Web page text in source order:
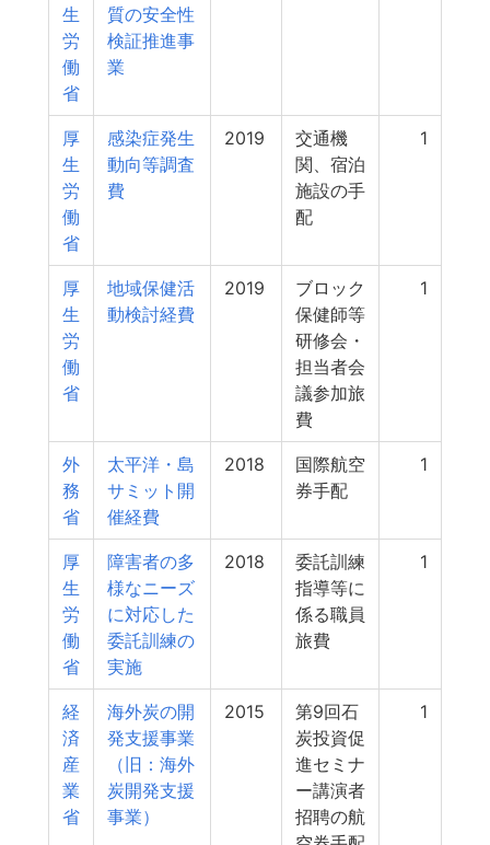
生
労
働
省
質の安全性
検証推進事
業
厚
生
労
働
省
感染症発生
動向等調査
費
2019
交通機
関、宿泊
施設の手
配
1
厚
生
労
働
省
地域保健活
動検討経費
2019
ブロック
保健師等
研修会・
担当者会
議参加旅
費
1
外
務
省
太平洋・島
サミット開
催経費
2018
国際航空
券手配
1
厚
生
労
働
省
障害者の多
様なニーズ
に対応した
委託訓練の
実施
2018
委託訓練
指導等に
係る職員
旅費
1
経
済
産
業
省
海外炭の開
発支援事業
（旧：海外
炭開発支援
事業）
2015
第9回石
炭投資促
進セミナ
ー講演者
招聘の航
1